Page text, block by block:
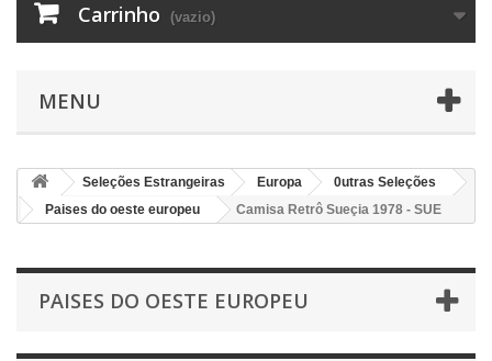
Carrinho (vazio)
MENU
Seleções Estrangeiras Europa
0utras Seleções
Paises do oeste europeu
Camisa Retrô Sueçia 1978 - SUE
PAISES DO OESTE EUROPEU